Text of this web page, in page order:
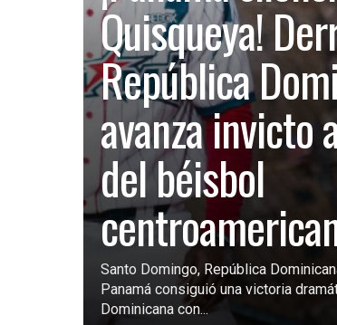
Quisqueya!
República
avanza invicto
del béisbol
Santo Domingo, República
Panamá consiguió una victoria
Dominicana con...